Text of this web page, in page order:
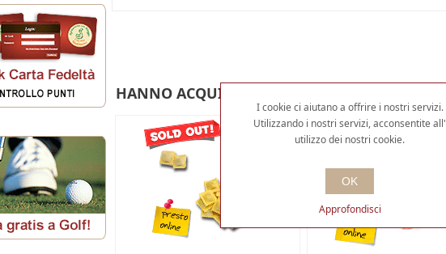
HANNO ACQUISTATO ANCHE
I cookie ci aiutano a offrire i nostri servizi.
Utilizzando i nostri servizi, acconsentite all'
utilizzo dei nostri cookie.
OK
Approfondisci